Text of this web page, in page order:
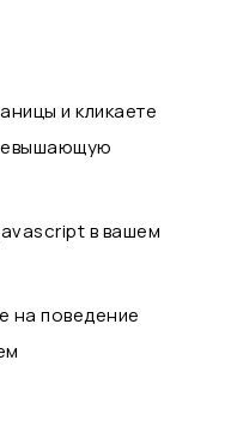
и кликаете
в вашем
на поведение